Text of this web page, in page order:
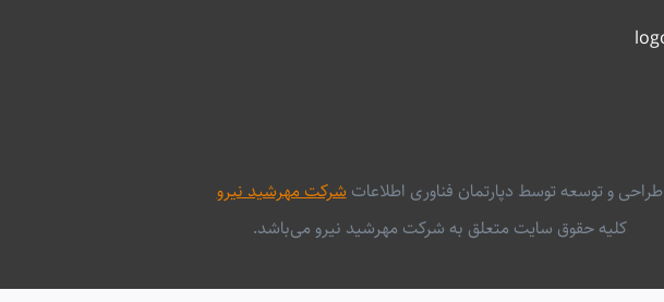
طراحی و توسعه توسط دپارتمان فناوری اطلاعاتشرکت مهرشید نیرو
کلیه حقوق سایت متعلق به شرکت مهرشید نیرو می‌باشد.